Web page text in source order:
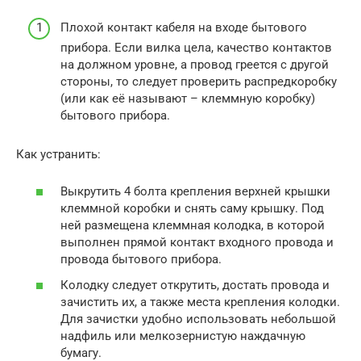
Плохой контакт кабеля на входе бытового
прибора. Если вилка цела, качество контактов
на должном уровне, а провод греется с другой
стороны, то следует проверить распредкоробку
(или как её называют – клеммную коробку)
бытового прибора.
Как устранить:
Выкрутить 4 болта крепления верхней крышки
клеммной коробки и снять саму крышку. Под
ней размещена клеммная колодка, в которой
выполнен прямой контакт входного провода и
провода бытового прибора.
Колодку следует открутить, достать провода и
зачистить их, а также места крепления колодки.
Для зачистки удобно использовать небольшой
надфиль или мелкозернистую наждачную
бумагу.